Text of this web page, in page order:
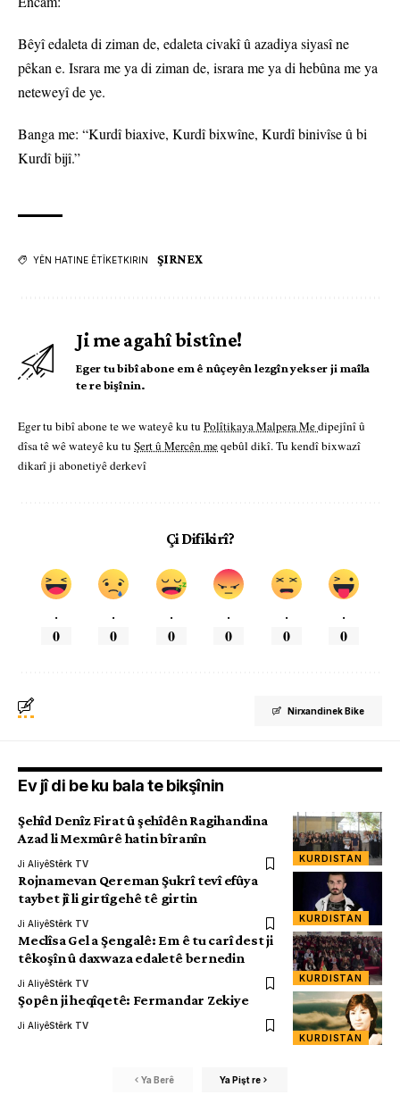
Bêyî edaleta di ziman de, edaleta civakî û azadiya siyasî ne
pêkan e. Israra me ya di ziman de, israra me ya di hebûna me ya
neteweyî de ye.
Banga me: “Kurdî biaxive, Kurdî bixwîne, Kurdî binivîse û bi
Kurdî bijî.”
YÊN HATINE ÊTÎKETKIRIN ŞIRNEX
Ji me agahî bistîne!
Eger tu bibî abone em ê nûçeyên lezgîn yekser ji maîla
te re bişînin.
Eger tu bibî abone te we wateyê ku tu Polîtikaya Malpera Medipejînî û
dîsa tê wê wateyê ku tu Şert û Mercên meqebûl dikî. Tu kendî bixwazî
dikarî ji abonetiyê derkevî
Çi Difikirî?
.
0
.
0
.
0
.
0
.
0
.
0
Nirxandinek Bike
Ev jî di be ku bala te bikşînin
KURDISTAN
Şehîd Denîz Firat û şehîdên Ragihandina
Azad li Mexmûrê hatin bîranîn
Ji AliyêStêrk TV
KURDISTAN
Rojnamevan Qereman Şukrî tevî efûya
taybet jî li girtîgehê tê girtin
Ji AliyêStêrk TV
KURDISTAN
Meclîsa Gel a Şengalê: Em ê tu carî dest ji
têkoşîn û daxwaza edaletê bernedin
Ji AliyêStêrk TV
KURDISTAN
Şopên ji heqîqetê: Fermandar Zekiye
Ji AliyêStêrk TV
Ya Berê Ya Pişt re